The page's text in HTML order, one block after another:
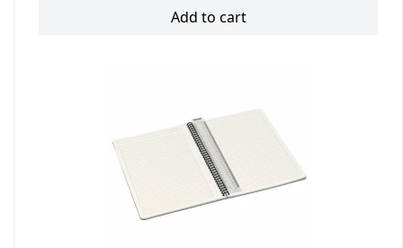
Add to cart